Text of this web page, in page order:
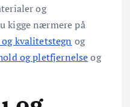
og
kigge nærmere på
kvalitetstegn og
og pletfjernelseog